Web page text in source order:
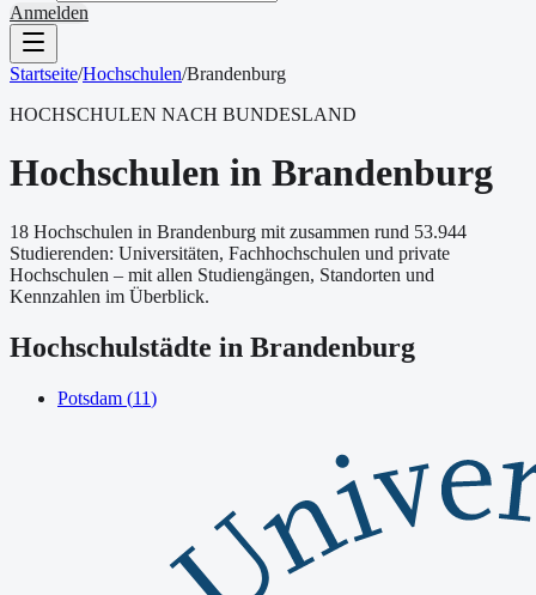
Anmelden
Startseite/Hochschulen/Brandenburg
HOCHSCHULEN NACH BUNDESLAND
Hochschulen in Brandenburg
18 Hochschulen in Brandenburg mit zusammen rund 53.944
Studierenden: Universitäten, Fachhochschulen und private
Hochschulen – mit allen Studiengängen, Standorten und
Kennzahlen im Überblick.
Hochschulstädte in Brandenburg
Potsdam (11)